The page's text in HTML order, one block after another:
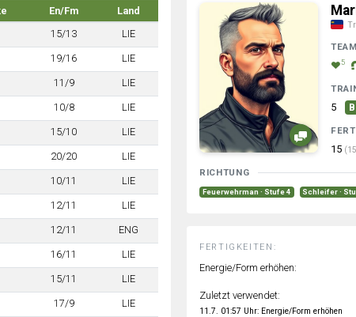
En/Fm
Land
15/13 LIE
19/16 LIE
11/9 LIE
10/8 LIE
15/10 LIE
20/20 LIE
10/11 LIE
12/11 LIE
12/11 ENG
16/11 LIE
15/11 LIE
17/9 LIE
5
5
15
RICHTUNG
Feuerwehrman · Stufe 4 Schleifer ·
FERTIGKEITEN:
Energie/Form erhöhen:
Zuletzt verwendet:
11.7. 01:57 Uhr: Energie/Form erhöhen